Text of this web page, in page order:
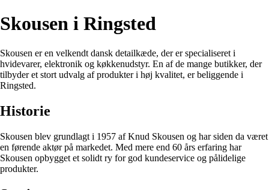
Skousen i Ringsted
Skousen er en velkendt dansk detailkæde, der er specialiseret i
hvidevarer, elektronik og køkkenudstyr. En af de mange butikker, der
tilbyder et stort udvalg af produkter i høj kvalitet, er beliggende i
Ringsted.
Historie
Skousen blev grundlagt i 1957 af Knud Skousen og har siden da været
en førende aktør på markedet. Med mere end 60 års erfaring har
Skousen opbygget et solidt ry for god kundeservice og pålidelige
produkter.